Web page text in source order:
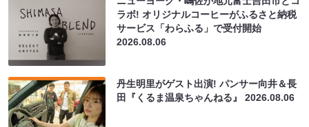
ラボ! オリジナルコーヒーがふるさと納税
サービス「わらふる」で受付開始
2026.08.06
丹生明里がゲスト出演! パンサー向井＆長
田『くるま温泉ちゃんねる』2026.08.06